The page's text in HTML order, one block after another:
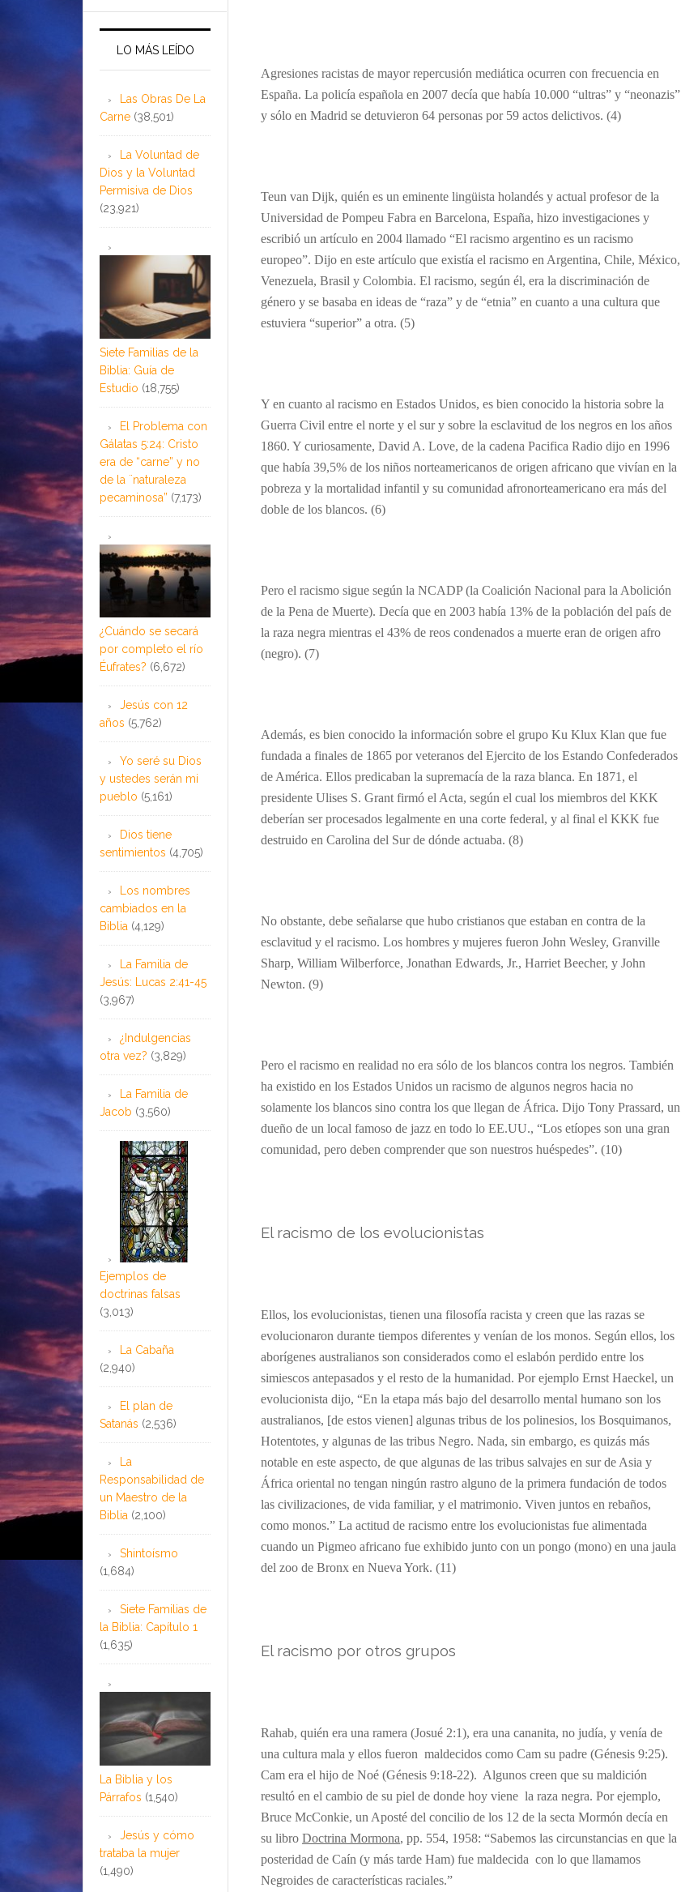
Agresiones racistas de mayor repercusión mediática ocurren con frecuencia en
España. La policía española en 2007 decía que había 10.000 “ultras” y “neonazis”
y sólo en Madrid se detuvieron 64 personas por 59 actos delictivos. (4)
Teun van Dijk, quién es un eminente lingüista holandés y actual profesor de la
Universidad de Pompeu Fabra en Barcelona, España, hizo investigaciones y
escribió un artículo en 2004 llamado “El racismo argentino es un racismo
europeo”. Dijo en este artículo que existía el racismo en Argentina, Chile, México,
Venezuela, Brasil y Colombia. El racismo, según él, era la discriminación de
género y se basaba en ideas de “raza” y de “etnia” en cuanto a una cultura que
estuviera “superior” a otra. (5)
Y en cuanto al racismo en Estados Unidos, es bien conocido la historia sobre la
Guerra Civil entre el norte y el sur y sobre la esclavitud de los negros en los años
1860. Y curiosamente, David A. Love, de la cadena Pacifica Radio dijo en 1996
que había 39,5% de los niños norteamericanos de origen africano que vivían en la
pobreza y la mortalidad infantil y su comunidad afronorteamericano era más del
doble de los blancos. (6)
Pero el racismo sigue según la NCADP (la Coalición Nacional para la Abolición
de la Pena de Muerte). Decía que en 2003 había 13% de la población del país de
la raza negra mientras el 43% de reos condenados a muerte eran de origen afro
(negro). (7)
Además, es bien conocido la información sobre el grupo Ku Klux Klan que fue
fundada a finales de 1865 por veteranos del Ejercito de los Estando Confederados
de América. Ellos predicaban la supremacía de la raza blanca. En 1871, el
presidente Ulises S. Grant firmó el Acta, según el cual los miembros del KKK
deberían ser procesados legalmente en una corte federal, y al final el KKK fue
destruido en Carolina del Sur de dónde actuaba. (8)
No obstante, debe señalarse que hubo cristianos que estaban en contra de la
esclavitud y el racismo. Los hombres y mujeres fueron John Wesley, Granville
Sharp, William Wilberforce, Jonathan Edwards, Jr., Harriet Beecher, y John
Newton. (9)
Pero el racismo en realidad no era sólo de los blancos contra los negros. También
ha existido en los Estados Unidos un racismo de algunos negros hacia no
solamente los blancos sino contra los que llegan de África. Dijo Tony Prassard, un
dueño de un local famoso de jazz en todo lo EE.UU., “Los etíopes son una gran
comunidad, pero deben comprender que son nuestros huéspedes”. (10)
El racismo de los evolucionistas
Ellos, los evolucionistas, tienen una filosofía racista y creen que las razas se
evolucionaron durante tiempos diferentes y venían de los monos. Según ellos, los
aborígenes australianos son considerados como el eslabón perdido entre los
simiescos antepasados y el resto de la humanidad. Por ejemplo Ernst Haeckel, un
evolucionista dijo, “En la etapa más bajo del desarrollo mental humano son los
australianos, [de estos vienen] algunas tribus de los polinesios, los Bosquimanos,
Hotentotes, y algunas de las tribus Negro. Nada, sin embargo, es quizás más
notable en este aspecto, de que algunas de las tribus salvajes en sur de Asia y
África oriental no tengan ningún rastro alguno de la primera fundación de todos
las civilizaciones, de vida familiar, y el matrimonio. Viven juntos en rebaños,
como monos.” La actitud de racismo entre los evolucionistas fue alimentada
cuando un Pigmeo africano fue exhibido junto con un pongo (mono) en una jaula
del zoo de Bronx en Nueva York. (11)
El racismo por otros grupos
Rahab, quién era una ramera (Josué 2:1), era una cananita, no judía, y venía de
una cultura mala y ellos fueron maldecidos como Cam su padre (Génesis 9:25).
Cam era el hijo de Noé (Génesis 9:18-22). Algunos creen que su maldición
resultó en el cambio de su piel de donde hoy viene la raza negra. Por ejemplo,
Bruce McConkie, un Aposté del concilio de los 12 de la secta Mormón decía en
su libro Doctrina Mormona, pp. 554, 1958: “Sabemos las circunstancias en que la
posteridad de Caín (y más tarde Ham) fue maldecida con lo que llamamos
Negroides de características raciales.”
LO MÁS LEÍDO
Las Obras De La
Carne (38,501)
La Voluntad de
Dios y la Voluntad
Permisiva de Dios
(23,921)
Siete Familias de la
Biblia: Guía de
Estudio (18,755)
El Problema con
Gálatas 5:24: Cristo
era de “carne” y no
de la ¨naturaleza
pecaminosa” (7,173)
¿Cuándo se secará
por completo el río
Éufrates? (6,672)
Jesús con 12
años (5,762)
Yo seré su Dios
y ustedes serán mi
pueblo (5,161)
Dios tiene
sentimientos (4,705)
Los nombres
cambiados en la
Biblia (4,129)
La Familia de
Jesús: Lucas 2:41-45
(3,967)
¿Indulgencias
otra vez? (3,829)
La Familia de
Jacob (3,560)
Ejemplos de
doctrinas falsas
(3,013)
La Cabaña
(2,940)
El plan de
Satanás (2,536)
La
Responsabilidad de
un Maestro de la
Biblia (2,100)
Shintoísmo
(1,684)
Siete Familias de
la Biblia: Capítulo 1
(1,635)
La Biblia y los
Párrafos (1,540)
Jesús y cómo
trataba la mujer
(1,490)